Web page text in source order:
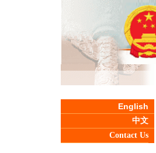
English
中文
Contact Us